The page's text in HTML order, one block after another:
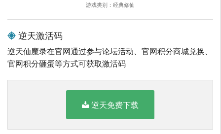
游戏类别：经典修仙
逆天激活码
逆天仙魔录在官网通过参与论坛活动、官网积分商城兑换、
官网积分砸蛋等方式可获取激活码
逆天免费下载